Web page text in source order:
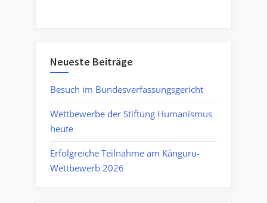
Neueste Beiträge
Besuch im Bundesverfassungsgericht
Wettbewerbe der Stiftung Humanismus
heute
Erfolgreiche Teilnahme am Känguru-
Wettbewerb 2026